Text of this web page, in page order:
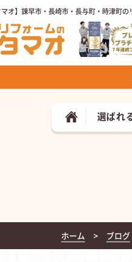
マオ】諫早市・長崎市・長与町・時津町の
選ばれ
ホーム ブログ